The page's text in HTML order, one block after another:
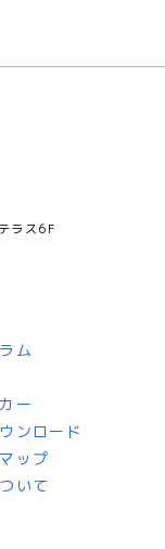
ラス6F
ム
ー
ンロード
ップ
いて